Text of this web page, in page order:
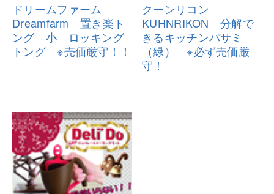
ドリームファーム
Dreamfarm 置き楽ト
ング 小 ロッキング
トング ※売価厳守！！
クーンリコン
KUHNRIKON 分解で
き るキッチンバサミ
（緑） ※必ず売価厳
守！